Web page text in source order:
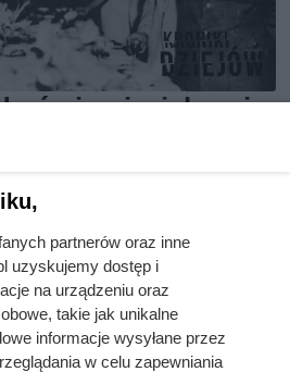
śmierci większej
Hitler i Stalin
partnerów oraz inne
uzyskujemy dostęp i
na urządzeniu oraz
takie jak unikalne
informacje wysyłane przez
w celu zapewniania